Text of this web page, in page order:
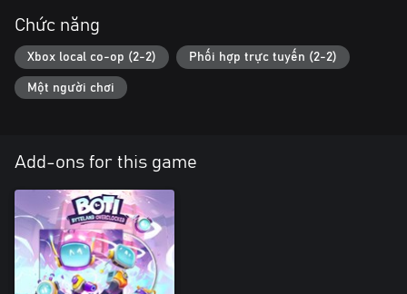
find a plethora of collectibles and data to assemble and relocate
to their proper places inside the byte-tastic world of Boti!
All add-on DLCs and extras included
Chức năng
Xbox local co-op (2-2) Phối hợp trực tuyến (2-2)
Một người chơi
Add-ons for this game